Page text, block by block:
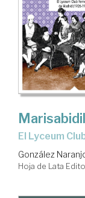
El Lyceum
González
Hoja de Lata